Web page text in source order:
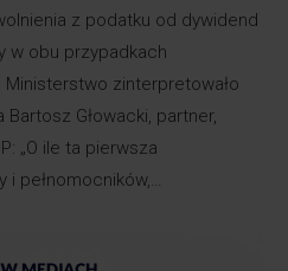
z podatku od dywidend
w obu przypadkach
zinterpretowało
Głowacki, partner,
„O ile ta pierwsza
i pełnomocników,…